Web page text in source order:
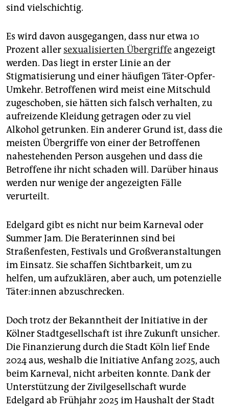
sind vielschichtig.
Es wird davon ausgegangen, dass nur etwa 10
Prozent aller sexualisierten Übergriffeangezeigt
werden. Das liegt in erster Linie an der
Stigmatisierung und einer häufigen Täter-Opfer-
Umkehr. Betroffenen wird meist eine Mitschuld
zugeschoben, sie hätten sich falsch verhalten, zu
aufreizende Kleidung getragen oder zu viel
Alkohol getrunken. Ein anderer Grund ist, dass die
meisten Übergriffe von einer der Betroffenen
nahestehenden Person ausgehen und dass die
Betroffene ihr nicht schaden will. Darüber hinaus
werden nur wenige der angezeigten Fälle
verurteilt.
Edelgard gibt es nicht nur beim Karneval oder
Summer Jam. Die Beraterinnen sind bei
Straßenfesten, Festivals und Großveranstaltungen
im ­Einsatz. Sie schaffen Sichtbarkeit, um zu
helfen, um aufzuklären, aber auch, um potenzielle
­Tä­te­r:in­nen abzu­schrecken.
Doch trotz der Bekanntheit der Initiative in der
Kölner Stadtgesellschaft ist ihre Zukunft unsicher.
Die Finanzierung durch die Stadt Köln lief Ende
2024 aus, weshalb die Initiative Anfang 2025, auch
beim Karneval, nicht arbeiten konnte. Dank der
Unterstützung der Zivilgesellschaft wurde
Edelgard ab Frühjahr 2025 im Haushalt der Stadt